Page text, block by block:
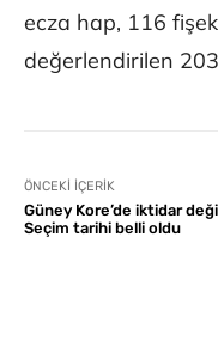
ecza hap, 116
değerlendirilen
ÖNCEKI İÇERIK
Güney Kore’de iktidar
Seçim tarihi belli oldu